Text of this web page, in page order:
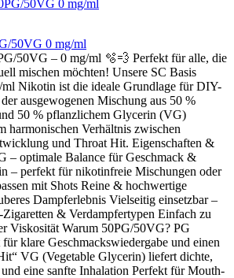
50VG 0 mg/ml
50VG – 0 mg/ml 🫧💨 Perfekt für alle, die
mischen möchten! Unsere SC Basis
Nikotin ist die ideale Grundlage für DIY-
ausgewogenen Mischung aus 50 %
50 % pflanzlichem Glycerin (VG)
harmonischen Verhältnis zwischen
und Throat Hit. Eigenschaften &
– optimale Balance für Geschmack &
– perfekt für nikotinfreie Mischungen oder
mit Shots Reine & hochwertige
Dampferlebnis Vielseitig einsetzbar –
& Verdampfertypen Einfach zu
Viskosität Warum 50PG/50VG? PG
klare Geschmackswiedergabe und einen
VG (Vegetable Glycerin) liefert dichte,
eine sanfte Inhalation Perfekt für Mouth-